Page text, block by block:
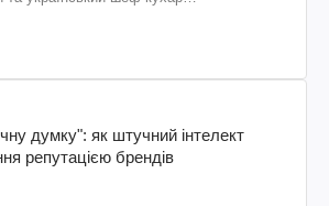
думку": як штучний інтелект
репутацією брендів